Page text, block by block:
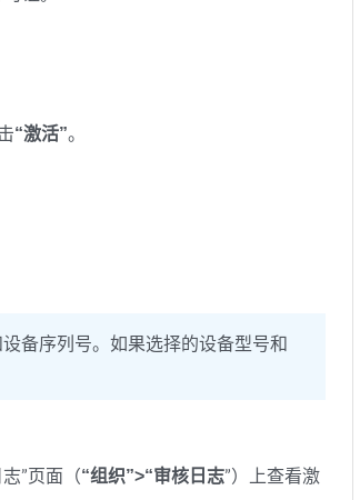
“激活”。
备序列号。如果选择的设备型号和
”页面（“组织”>“审核日志”）上查看激